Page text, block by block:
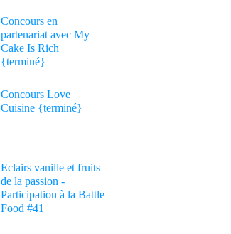
Concours en
partenariat avec My
Cake Is Rich
{terminé}
Concours Love
Cuisine {terminé}
Eclairs vanille et fruits
de la passion -
Participation à la Battle
Food #41